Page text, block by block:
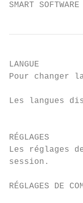
SMART
LANGUE
Pour changer
Les langues
RÉGLAGES
Les réglages
session.
RÉGLAGES DE